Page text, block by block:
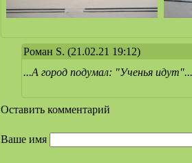
Роман S. (21.02.21 19:12)
...А город подумал: "Ученья
Оставить комментарий
Ваше имя